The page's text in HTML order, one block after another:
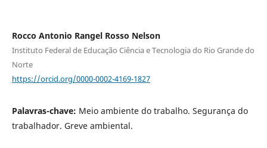
Rocco Antonio Rangel Rosso Nelson
Instituto Federal de Educação Ciência e Tecnologia do Rio Grande do
Norte
https://orcid.org/0000-0002-4169-1827
Palavras-chave: Meio ambiente do trabalho. Segurança do
trabalhador. Greve ambiental.